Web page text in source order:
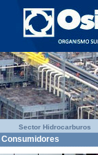
Sector Hidrocarburos